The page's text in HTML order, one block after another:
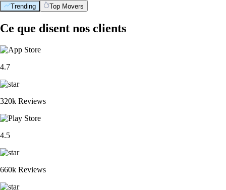
Trending Top Movers
Ce que disent nos clients
4.7
320k Reviews
4.5
660k Reviews